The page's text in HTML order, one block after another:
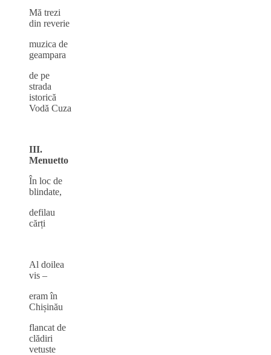
Mă trezi
din reverie
muzica de
geampara
de pe
strada
istorică
Vodă Cuza
III.
Menuetto
În loc de
blindate,
defilau
cărți
Al doilea
vis –
eram în
Chișinău
flancat de
clădiri
vetuste